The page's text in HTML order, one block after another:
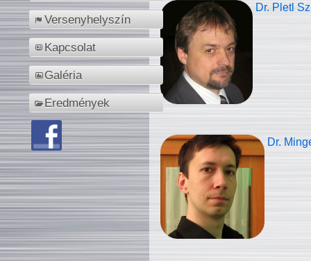
Versenyhelyszín
Kapcsolat
Galéria
Eredmények
Dr. Pletl
Dr.